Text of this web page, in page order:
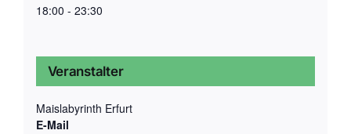
18:00 - 23:30
Veranstalter
Maislabyrinth Erfurt
E-Mail